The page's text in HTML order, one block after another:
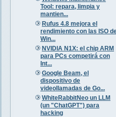
Tool: repara, limpia y
mantien...
Rufus 4.8 mejora el
rendimiento con las ISO
Win...
NVIDIA N1X: el chip ARM
para PCs competirá con
Int...
Google Beam, el
dispositivo de
videollamadas de Go...
WhiteRabbitNeo un LLM
(un "ChatGPT") para
hacking